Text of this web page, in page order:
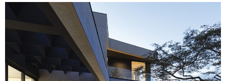
Alexandra Bedoya – La Constancia detrás de La Paletería